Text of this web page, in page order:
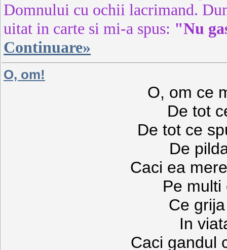
Domnului cu ochii lacrimand.
uitat in carte si mi-a spus: "Nu
Continuare»
O, om!
O, om ce
De tot
De tot ce
De
Caci ea
Pe multi
Ce
In
Caci gandul